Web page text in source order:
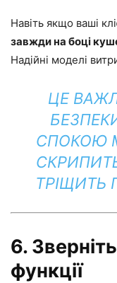
Навіть якщо ваші
завжди на боці
Надійні моделі
ЦЕ
СПОКОЮ
ТРІЩИТЬ
6.
функції